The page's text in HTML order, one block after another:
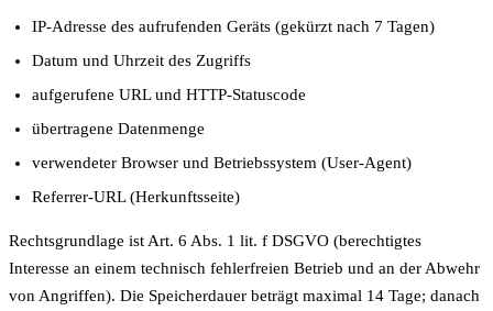
IP-Adresse des aufrufenden Geräts (gekürzt nach 7 Tagen)
Datum und Uhrzeit des Zugriffs
aufgerufene URL und HTTP-Statuscode
übertragene Datenmenge
verwendeter Browser und Betriebssystem (User-Agent)
Referrer-URL (Herkunftsseite)
Rechtsgrundlage ist Art. 6 Abs. 1 lit. f DSGVO (berechtigtes
Interesse an einem technisch fehlerfreien Betrieb und an der Abwehr
von Angriffen). Die Speicherdauer beträgt maximal 14 Tage; danach